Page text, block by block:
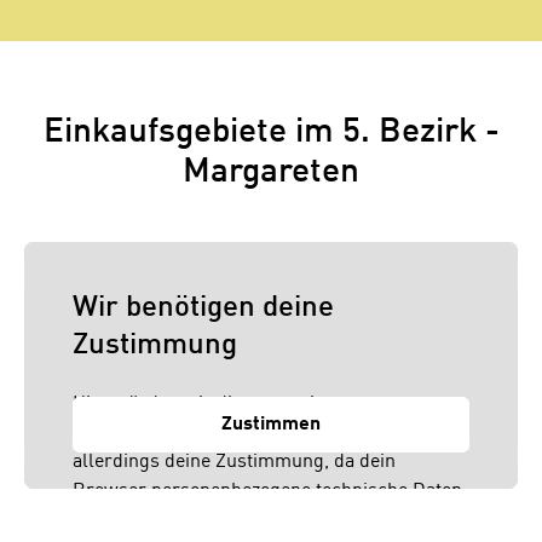
Einkaufsgebiete im 5. Bezirk -
Margareten
Wir benötigen deine
Zustimmung
Hier würden wir dir gerne einen externen
Inhalt anzeigen. Dafür benötigen wir
allerdings deine Zustimmung, da dein
Browser personenbezogene technische Daten
Zustimmen